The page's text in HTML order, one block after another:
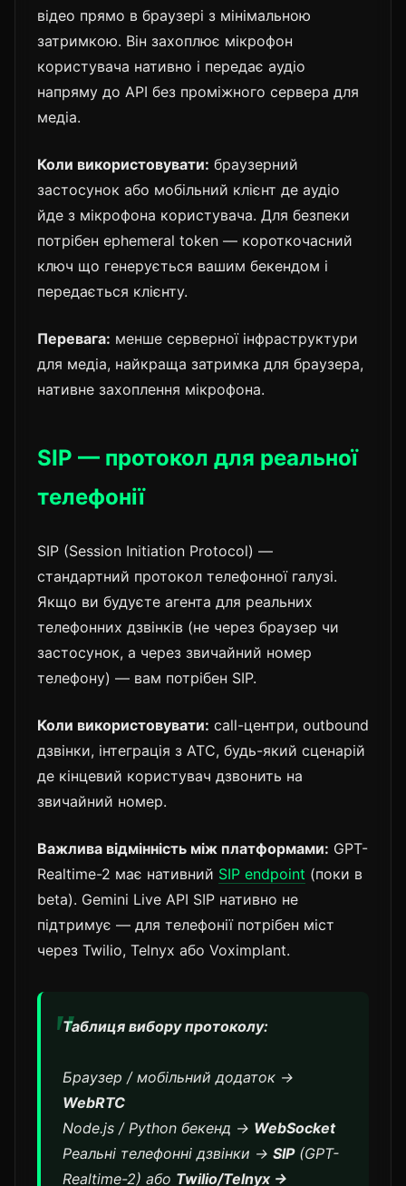
відео прямо в браузері з мінімальною
затримкою. Він захоплює мікрофон
користувача нативно і передає аудіо
напряму до API без проміжного сервера для
медіа.
Коли використовувати: браузерний
застосунок або мобільний клієнт де аудіо
йде з мікрофона користувача. Для безпеки
потрібен ephemeral token — короткочасний
ключ що генерується вашим бекендом і
передається клієнту.
Перевага: менше серверної інфраструктури
для медіа, найкраща затримка для браузера,
нативне захоплення мікрофона.
SIP — протокол для реальної
телефонії
SIP (Session Initiation Protocol) —
стандартний протокол телефонної галузі.
Якщо ви будуєте агента для реальних
телефонних дзвінків (не через браузер чи
застосунок, а через звичайний номер
телефону) — вам потрібен SIP.
Коли використовувати: call-центри, outbound
дзвінки, інтеграція з АТС, будь-який сценарій
де кінцевий користувач дзвонить на
звичайний номер.
Важлива відмінність між платформами: GPT-
Realtime-2 має нативний SIP endpoint (поки в
beta). Gemini Live API SIP нативно не
підтримує — для телефонії потрібен міст
через Twilio, Telnyx або Voximplant.
Таблиця вибору протоколу:
Браузер / мобільний додаток →
WebRTC
Node.js / Python бекенд → WebSocket
Реальні телефонні дзвінки → SIP(GPT-
Realtime-2) або Twilio/Telnyx →